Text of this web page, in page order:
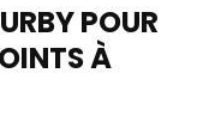
POUR
À